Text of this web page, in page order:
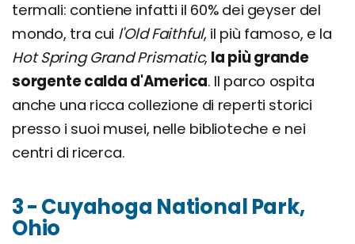
termali: contiene infatti il 60% dei geyser del
mondo, tra cui l'Old Faithful, il più famoso, e la
Hot Spring Grand Prismatic, la più grande
sorgente calda d'America. Il parco ospita
anche una ricca collezione di reperti storici
presso i suoi musei, nelle biblioteche e nei
centri di ricerca.
3 - Cuyahoga National Park,
Ohio